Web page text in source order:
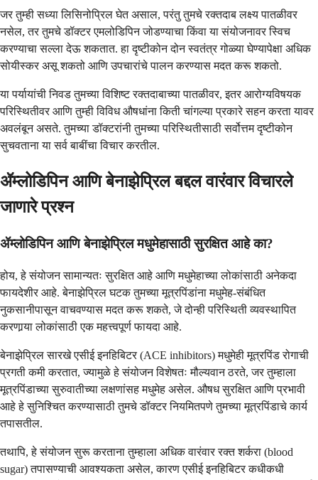
जर तुम्ही सध्या लिसिनोप्रिल घेत असाल, परंतु तुमचे रक्तदाब लक्ष्य पातळीवर
नसेल, तर तुमचे डॉक्टर एमलोडिपिन जोडण्याचा किंवा या संयोजनावर स्विच
करण्याचा सल्ला देऊ शकतात. हा दृष्टीकोन दोन स्वतंत्र गोळ्या घेण्यापेक्षा अधिक
सोयीस्कर असू शकतो आणि उपचारांचे पालन करण्यास मदत करू शकतो.
या पर्यायांची निवड तुमच्या विशिष्ट रक्तदाबाच्या पातळीवर, इतर आरोग्यविषयक
परिस्थितीवर आणि तुम्ही विविध औषधांना किती चांगल्या प्रकारे सहन करता यावर
अवलंबून असते. तुमच्या डॉक्टरांनी तुमच्या परिस्थितीसाठी सर्वोत्तम दृष्टीकोन
सुचवताना या सर्व बाबींचा विचार करतील.
ॲम्लोडिपिन आणि बेनाझेप्रिल बद्दल वारंवार विचारले
जाणारे प्रश्न
ॲम्लोडिपिन आणि बेनाझेप्रिल मधुमेहासाठी सुरक्षित आहे का?
होय, हे संयोजन सामान्यतः सुरक्षित आहे आणि मधुमेहाच्या लोकांसाठी अनेकदा
फायदेशीर आहे. बेनाझेप्रिल घटक तुमच्या मूत्रपिंडांना मधुमेह-संबंधित
नुकसानीपासून वाचवण्यास मदत करू शकते, जे दोन्ही परिस्थिती व्यवस्थापित
करणार्‍या लोकांसाठी एक महत्त्वपूर्ण फायदा आहे.
बेनाझेप्रिल सारखे एसीई इनहिबिटर (ACE inhibitors) मधुमेही मूत्रपिंड रोगाची
प्रगती कमी करतात, ज्यामुळे हे संयोजन विशेषतः मौल्यवान ठरते, जर तुम्हाला
मूत्रपिंडाच्या सुरुवातीच्या लक्षणांसह मधुमेह असेल. औषध सुरक्षित आणि प्रभावी
आहे हे सुनिश्चित करण्यासाठी तुमचे डॉक्टर नियमितपणे तुमच्या मूत्रपिंडाचे कार्य
तपासतील.
तथापि, हे संयोजन सुरू करताना तुम्हाला अधिक वारंवार रक्त शर्करा (blood
sugar) तपासण्याची आवश्यकता असेल, कारण एसीई इनहिबिटर कधीकधी